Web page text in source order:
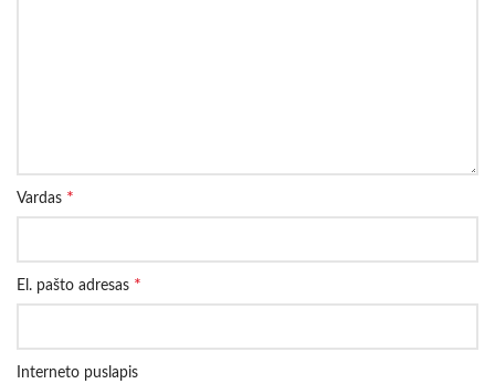
Vardas *
El. pašto adresas *
Interneto puslapis